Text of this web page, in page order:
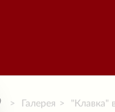
Галерея "Клавка"